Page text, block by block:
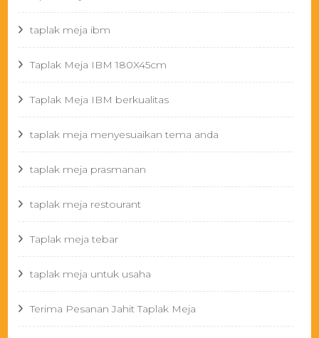
taplak meja ibm
Taplak Meja IBM 180X45cm
Taplak Meja IBM berkualitas
taplak meja menyesuaikan tema anda
taplak meja prasmanan
taplak meja restourant
Taplak meja tebar
taplak meja untuk usaha
Terima Pesanan Jahit Taplak Meja